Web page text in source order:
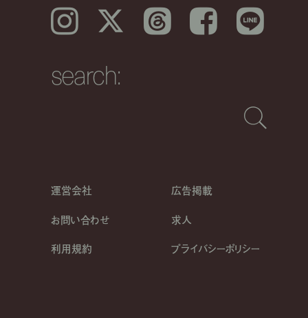
Instagram 𝕏 Threads Facebook LINE
search:
運営会社
広告掲載
お問い合わせ
求人
利用規約
プライバシーポリシー